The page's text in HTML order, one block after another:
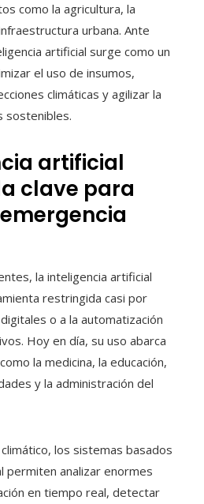
como la agricultura, la
urbana. Ante
artificial surge como un
el uso de insumos,
climáticas y agilizar la
sostenibles.
artificial
clave para
la inteligencia artificial
restringida casi por
o a la automatización
Hoy en día, su uso abarca
la medicina, la educación,
y la administración del
los sistemas basados
permiten analizar enormes
en tiempo real, detectar